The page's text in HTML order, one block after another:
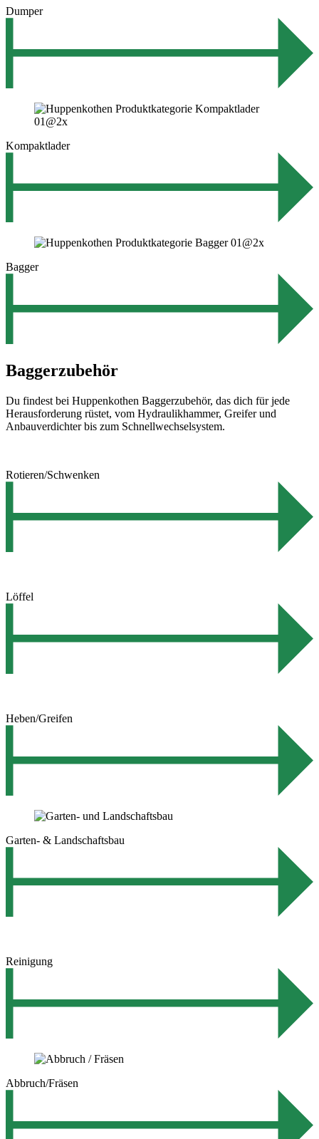
Dumper
Kompaktlader
Bagger
Baggerzubehör
Du findest bei Huppenkothen Baggerzubehör, das dich für jede
Herausforderung rüstet, vom Hydraulikhammer, Greifer und
Anbauverdichter bis zum Schnellwechselsystem.
Rotieren/Schwenken
Löffel
Heben/Greifen
Garten- & Landschaftsbau
Reinigung
Abbruch/Fräsen